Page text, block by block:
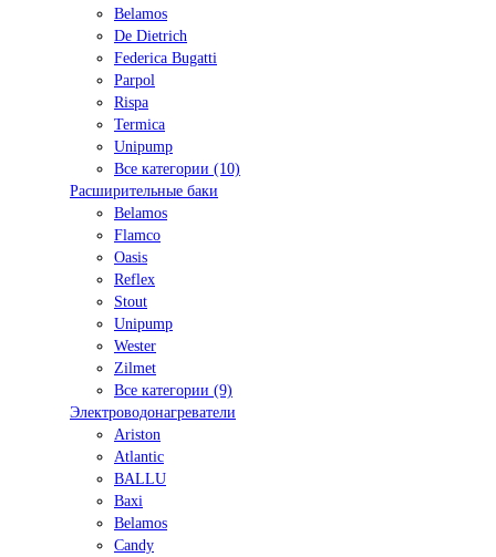
Belamos
De Dietrich
Federica Bugatti
Parpol
Rispa
Termica
Unipump
Все категории (10)
Расширительные баки
Belamos
Flamco
Oasis
Reflex
Stout
Unipump
Wester
Zilmet
Все категории (9)
Электроводонагреватели
Ariston
Atlantic
BALLU
Baxi
Belamos
Candy